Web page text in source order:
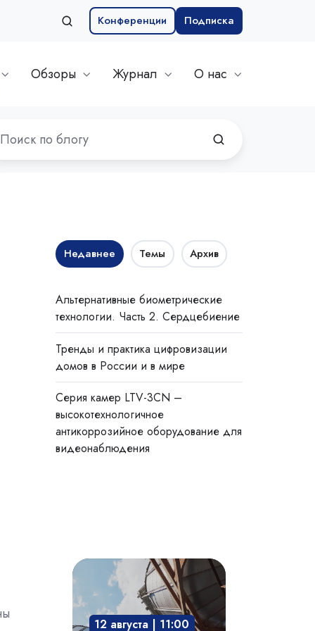
Конференции Подписка
Обзоры Журнал О нас
Недавнее Темы Архив
Альтернативные биометрические
технологии. Часть 2. Сердцебиение
Тренды и практика цифровизации
домов в России и в мире
Cерия камер LTV-3CN –
высокотехнологичное
антикоррозийное оборудование для
видеонаблюдения
Взрывозащита
технологического
оборудования:
защита12 августа | 11:00